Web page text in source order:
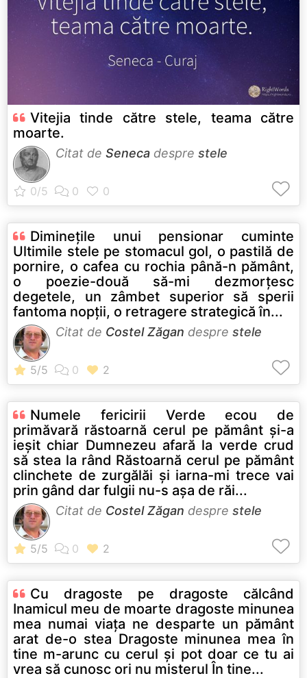
Vitejia tinde către stele, teama către
moarte.
Citat de Seneca despre stele
Dimineţile unui pensionar cuminte
Ultimile stele pe stomacul gol, o pastilă de
pornire, o cafea cu rochia până-n pământ,
o poezie-două să-mi dezmorţesc
degetele, un zâmbet superior să sperii
fantoma nopţii, o retragere strategică în...
Citat de Costel Zăgan despre stele
Numele fericirii Verde ecou de
primăvară răstoarnă cerul pe pământ şi-a
ieşit chiar Dumnezeu afară la verde crud
să stea la rând Răstoarnă cerul pe pământ
clinchete de zurgălăi şi iarna-mi trece vai
prin gând dar fulgii nu-s aşa de răi...
Citat de Costel Zăgan despre stele
Cu dragoste pe dragoste călcând
Inamicul meu de moarte dragoste minunea
mea numai viaţa ne desparte un pământ
arat de-o stea Dragoste minunea mea în
tine m-arunc cu cerul şi pot doar ce tu ai
vrea să cunosc ori nu misterul În tine...